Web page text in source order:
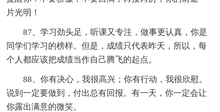
片光明！
87、学习劲头足，听课又专注，做事更认真，你是
同学们学习的榜样。但是，成绩只代表昨天，所以，每
个人都应该把成绩当作自己腾飞的起点。
88、你有决心，我很高兴；你有行动，我很欣慰。
说到一定要做到，付出总有回报。有一天，你一定会让
你露出满意的微笑。